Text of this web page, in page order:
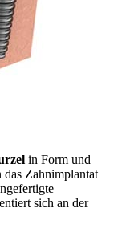
in Form und
das Zahnimplantat
sich an der